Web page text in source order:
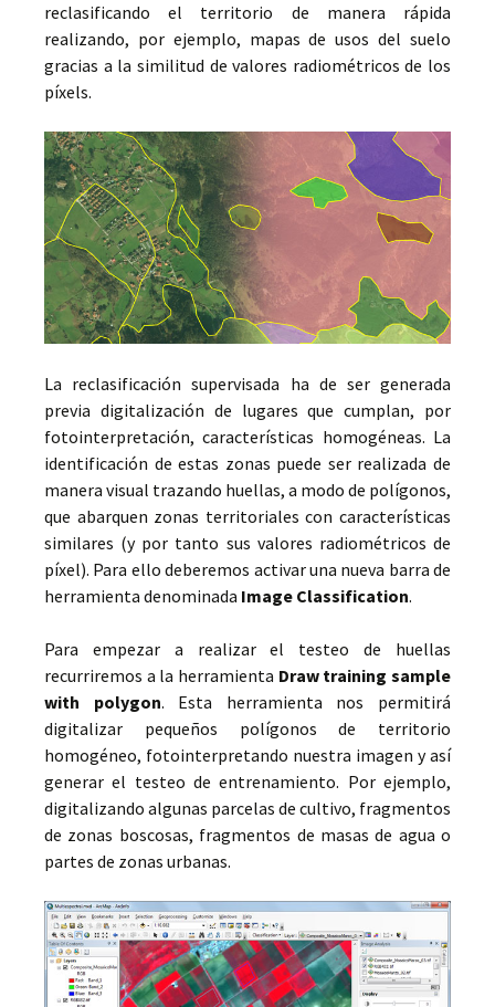
reclasificando el territorio de manera rápida
realizando, por ejemplo, mapas de usos del suelo
gracias a la similitud de valores radiométricos de los
píxels.
La reclasificación supervisada ha de ser generada
previa digitalización de lugares que cumplan, por
fotointerpretación, características homogéneas. La
identificación de estas zonas puede ser realizada de
manera visual trazando huellas, a modo de polígonos,
que abarquen zonas territoriales con características
similares (y por tanto sus valores radiométricos de
píxel). Para ello deberemos activar una nueva barra de
herramienta denominada Image Classification.
Para empezar a realizar el testeo de huellas
recurriremos a la herramienta Draw training sample
with polygon. Esta herramienta nos permitirá
digitalizar pequeños polígonos de territorio
homogéneo, fotointerpretando nuestra imagen y así
generar el testeo de entrenamiento. Por ejemplo,
digitalizando algunas parcelas de cultivo, fragmentos
de zonas boscosas, fragmentos de masas de agua o
partes de zonas urbanas.